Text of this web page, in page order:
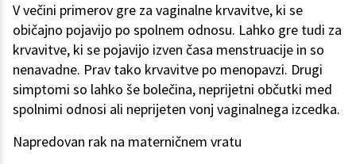
V večini primerov gre za vaginalne krvavitve, ki se
običajno pojavijo po spolnem odnosu. Lahko gre tudi za
krvavitve, ki se pojavijo izven časa menstruacije in so
nenavadne. Prav tako krvavitve po menopavzi. Drugi
simptomi so lahko še bolečina, neprijetni občutki med
spolnimi odnosi ali neprijeten vonj vaginalnega izcedka.
Napredovan rak na materničnem vratu